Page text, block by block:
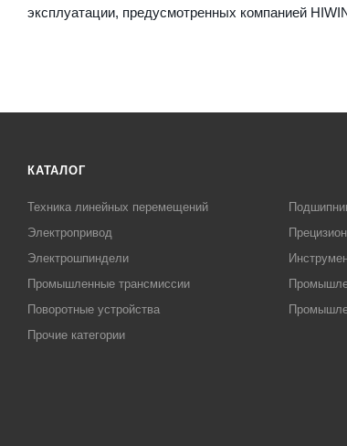
эксплуатации, предусмотренных компанией
КАТАЛОГ
Техника линейных перемещений
Электропривод
Электрошпиндели
Промышленные трансмиссии
Поворотные устройства
Прочие категории